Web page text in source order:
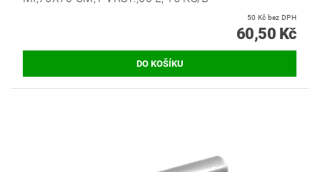
50 Kč bez DPH
60,50 Kč